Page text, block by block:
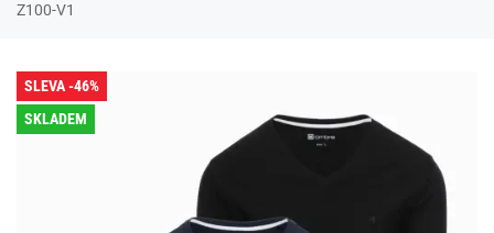
Z100-V1
SLEVA -46%
SKLADEM